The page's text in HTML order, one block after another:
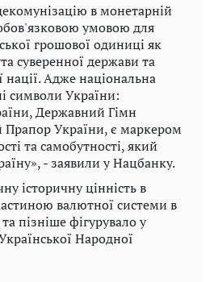
в монетарній
умовою для
грошової одиниці як
суверенної держави та
нації. Адже національна
символи України:
Державний Гімн
України, є маркером
та самобутності, який
- заявили у Нацбанку.
історичну цінність в
валютної системи в
пізніше фігурувало у
Народної